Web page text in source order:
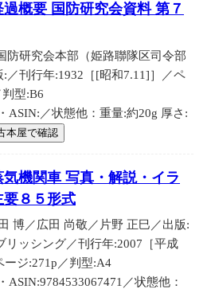
概要 国防研究会資料 第７
防研究会本部（姫路聯隊区司令部
:／刊行年:1932［[昭和7.11]］／ペ
型:B6
ASIN:／状態他：重量:約20g 厚さ:
本屋で確認
機関車 写真・解説・イラ
要８５形式
博／広田 尚敬／片野 正巳／出版:
リッシング／刊行年:2007［平成
ージ:271p／判型:A4
ASIN:9784533067471／状態他：